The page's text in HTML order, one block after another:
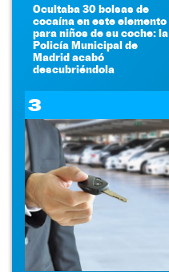
Ocultaba 30 bolsas de
cocaína en este elemento
para niños de su coche: la
Policía Municipal de
Madrid acabó
descubriéndola
3